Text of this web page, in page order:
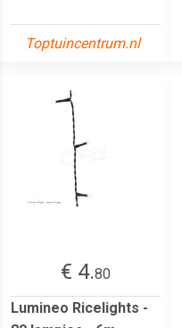
Toptuincentrum.nl
€ 4.80
Lumineo Ricelights -